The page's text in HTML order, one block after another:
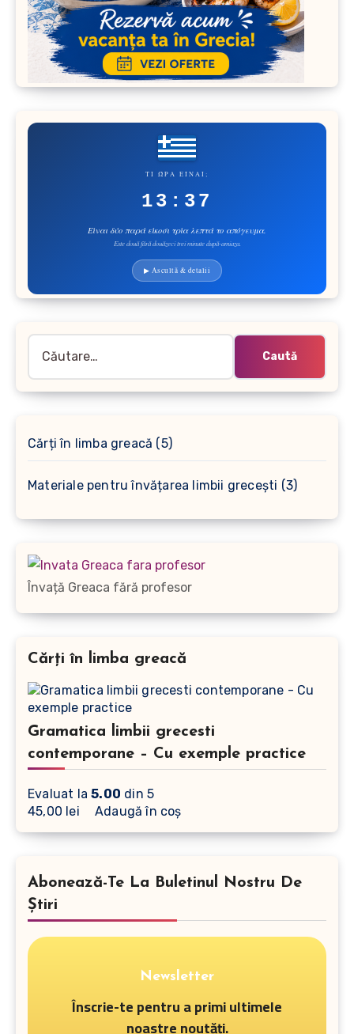
ΤΙ ΏΡΑ ΕΊΝΑΙ;
13:37
Είναι δύο παρά είκοσι τρία λεπτά το απόγευμα.
Este două fără douăzeci trei minute după-amiaza.
▶ Ascultă & detalii
după:
Cărți în limba greacă 55
produse
Materiale pentru învățarea limbii grecești
33
Învață Greaca fără profesor
Cărți în limba greacă
Gramatica limbii grecesti
contemporane – Cu exemple practice
Evaluat la5.00 din 5
45,00 lei Adaugă în coș
Abonează-Te La Buletinul Nostru De
Știri
Newsletter
Înscrie-te pentru a primi ultimele
noastre noutăți.